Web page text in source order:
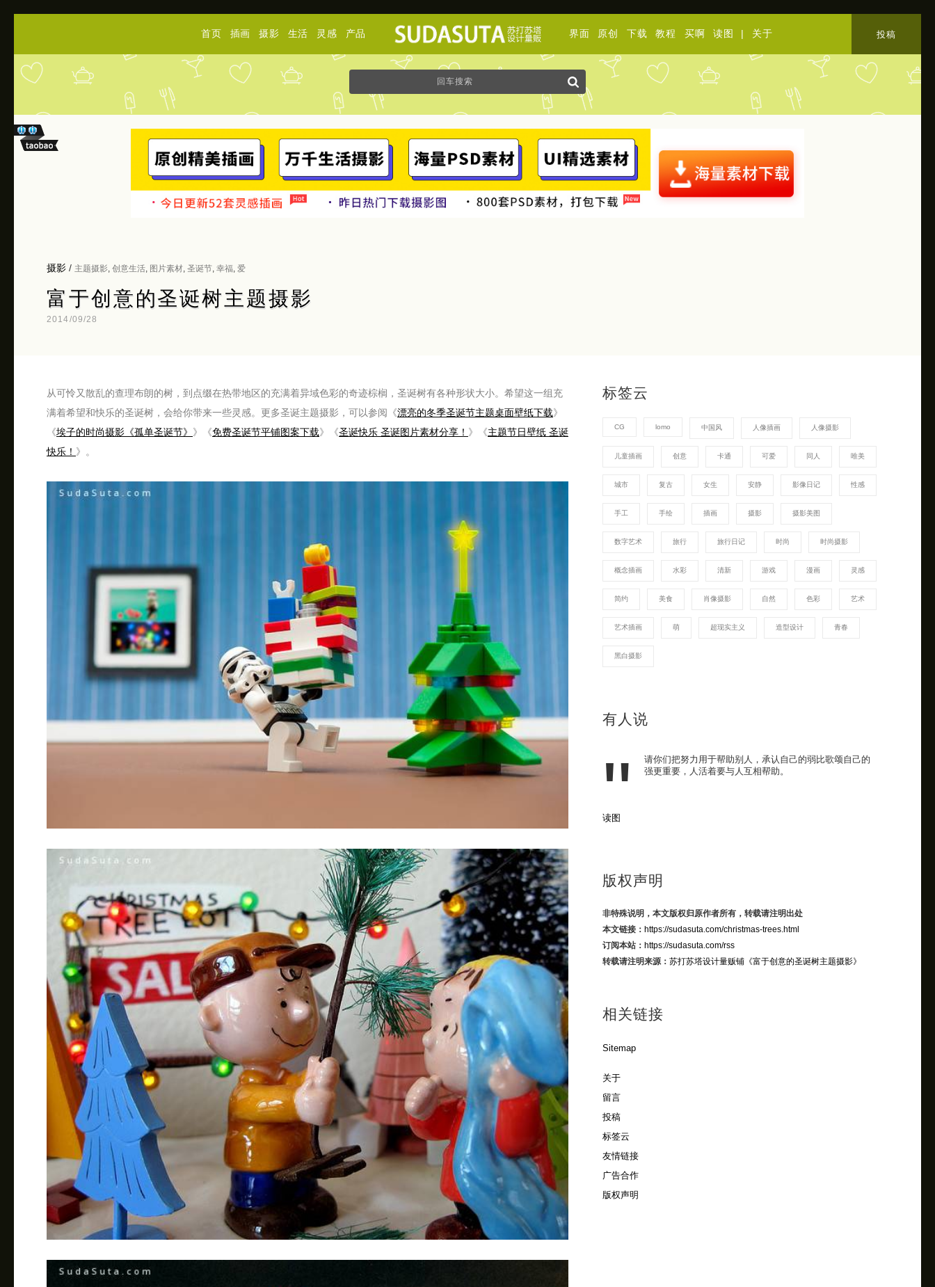
首页 插画 摄影 生活 灵感 产品 界面 原创 下载 教程 买啊 读图 | 关于 投稿
摄影 / 主题摄影 创意生活 图片素材 圣诞节 幸福 爱
富于创意的圣诞树主题摄影
2014/09/28
从可怜又散乱的查理布朗的树，到点缀在热带地区的充满着异域色彩的奇迹棕榈，圣诞树有各种形状大小。希望这一组充
满着希望和快乐的圣诞树，会给你带来一些灵感。更多圣诞主题摄影，可以参阅《漂亮的冬季圣诞节主题桌面壁纸下载》
《埃子的时尚摄影《孤单圣诞节》 》《免费圣诞节平铺图案下载》《圣诞快乐 圣诞图片素材分享！ 》《主题节日壁纸 圣诞
快乐！ 》。
标签云
CG lomo 中国风 人像插画 人像摄影
儿童插画 创意 卡通 可爱 同人 唯美
城市 复古 女生 安静 影像日记 性感
手工 手绘 插画 摄影 摄影美图
数字艺术 旅行 旅行日记 时尚 时尚摄影
概念插画 水彩 清新 游戏 漫画 灵感
简约 美食 肖像摄影 自然 色彩 艺术
艺术插画 萌 超现实主义 造型设计 青春
黑白摄影
有人说
请你们把努力用于帮助别人，承认自己的弱比歌颂自己的
强更重要，人活着要与人互相帮助。
读图
版权声明
非特殊说明，本文版权归原作者所有，转载请注明出处
本文链接： https://sudasuta.com/christmas-trees.html
订阅本站： https://sudasuta.com/rss
转载请注明来源： 苏打苏塔设计量贩铺《富于创意的圣诞树主题摄影》
相关链接
Sitemap
关于
留言
投稿
标签云
友情链接
广告合作
版权声明